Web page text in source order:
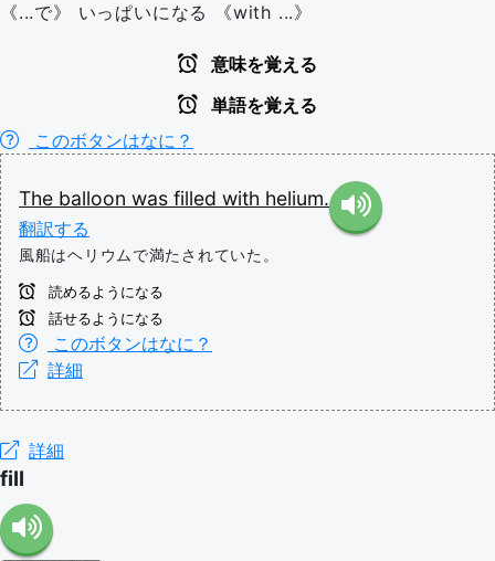
《...で》 いっぱいになる 《with ...》
意味を覚える
単語を覚える
このボタンはなに？
The balloon was filled with helium.
翻訳する
風船はヘリウムで満たされていた。
読めるようになる
話せるようになる
このボタンはなに？
詳細
詳細
fill